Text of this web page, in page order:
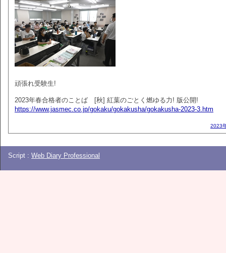
頑張れ受験生!
2023年春合格者のことば [秋] 紅葉のごとく燃ゆる力! 版公開!
https://www.jasmec.co.jp/gokaku/gokakusha/gokakusha-2023-3.htm
2023
Script : Web Diary Professional